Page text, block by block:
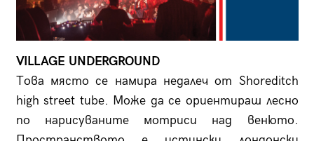
VILLAGE UNDERGROUND
Това място се намира недалеч от Shoreditch
high street tube. Може да се ориентираш лесно
по нарисуваните мотриси над венюто.